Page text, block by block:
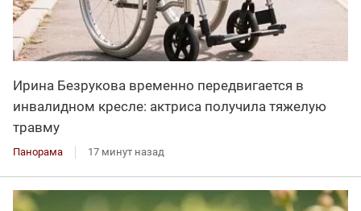
Ирина Безрукова временно передвигается в
инвалидном кресле: актриса получила тяжелую
травму
Панорама 17 минут назад